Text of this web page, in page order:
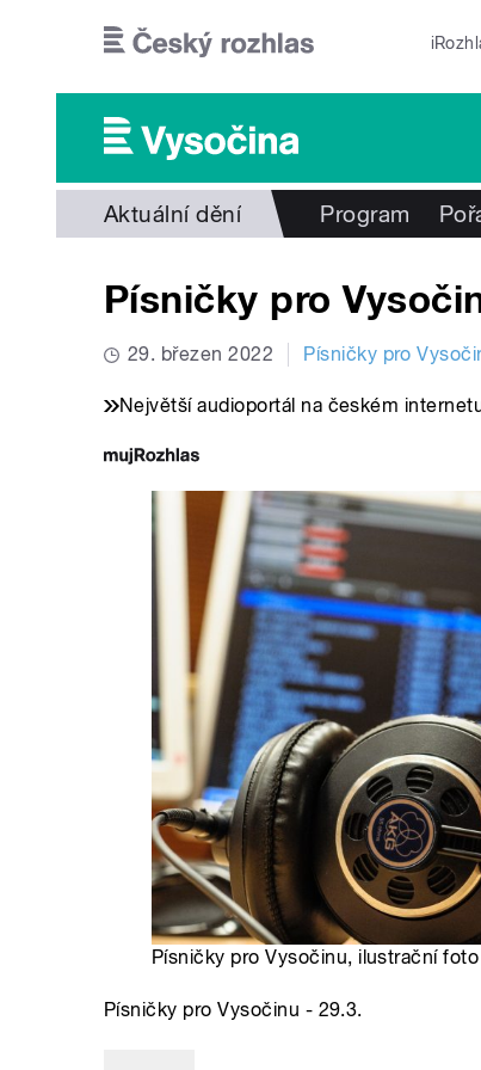
Aktuální dění Program
Písničky pro
29. březen 2022 Písničky pro
Největší audioportál na českém
Písničky pro Vysočinu, ilustrační
Písničky pro Vysočinu - 29.3.